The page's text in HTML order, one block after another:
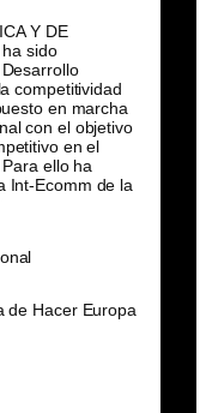
Y DE
ha sido
competitividad
en marcha
con el objetivo
en el
ello ha
Int-Ecomm de la
de Hacer Europa